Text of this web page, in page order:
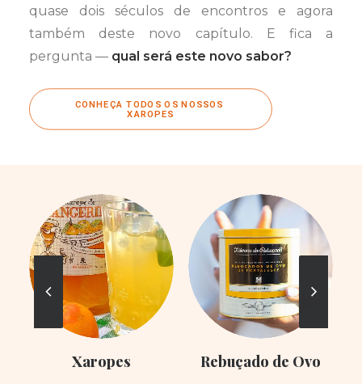
quase dois séculos de encontros e agora
também deste novo capítulo. E fica a
pergunta — qual será este novo sabor?
CONHEÇA TODOS OS NOSSOS
XAROPES
Xaropes Rebuçado de Ovo